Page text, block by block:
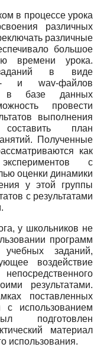
в процессе урока
различных
различные
большое
времени урока.
в виде
и wav-файлов
в базе данных
провести
выполнения
план
Полученные
как
с
оценки динамики
у этой группы
с результатами
у школьников не
программ
заданий,
воздействие
результатами.
поставленных
с использованием
подготовлен
материал
использования.